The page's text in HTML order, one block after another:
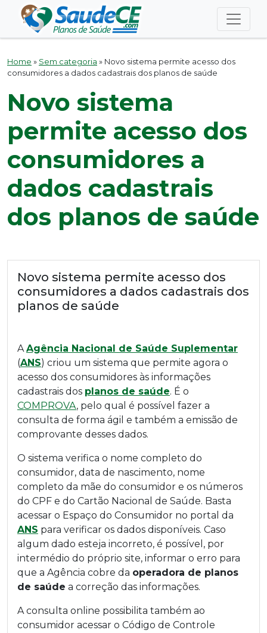
Home » Sem categoria » Novo sistema permite acesso dos
consumidores a dados cadastrais dos planos de saúde
Novo sistema
permite acesso dos
consumidores a
dados cadastrais
dos planos de saúde
Novo sistema permite acesso dos
consumidores a dados cadastrais dos
planos de saúde
AAgência Nacional de Saúde Suplementar
(ANS) criou um sistema que permite agora o
acesso dos consumidores às informações
cadastrais dos planos de saúde. É o
COMPROVA, pelo qual é possível fazer a
consulta de forma ágil e também a emissão de
comprovante desses dados.
O sistema verifica o nome completo do
consumidor, data de nascimento, nome
completo da mãe do consumidor e os números
do CPF e do Cartão Nacional de Saúde. Basta
acessar o Espaço do Consumidor no portal da
ANS para verificar os dados disponíveis. Caso
algum dado esteja incorreto, é possível, por
intermédio do próprio site, informar o erro para
que a Agência cobre da operadora de planos
de saúde a correção das informações.
A consulta online possibilita também ao
consumidor acessar o Código de Controle